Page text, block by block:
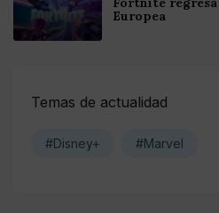
Europea
Temas de actualidad
#Disney+ #Marvel